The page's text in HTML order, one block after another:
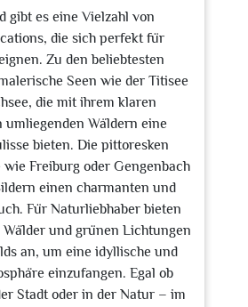
gibt es eine Vielzahl von
die sich perfekt für
Zu den beliebtesten
Seen wie der Titisee
die mit ihrem klaren
umliegenden Wäldern eine
bieten. Die pittoresken
wie Freiburg oder Gengenbach
einen charmanten und
Für Naturliebhaber bieten
und grünen Lichtungen
an, um eine idyllische und
einzufangen. Egal ob
Stadt oder in der Natur – im